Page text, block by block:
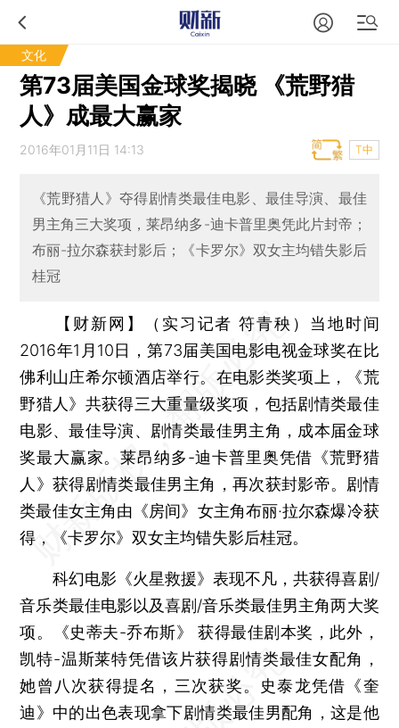
文化
第73届美国金球奖揭晓 《荒野猎
人》成最大赢家
2016年01月11日 14:13 T中
《荒野猎人》夺得剧情类最佳电影、最佳导演、最佳
男主角三大奖项，莱昂纳多-迪卡普里奥凭此片封帝；
布丽-拉尔森获封影后；《卡罗尔》双女主均错失影后
桂冠
【财新网】（实习记者 符青秧） 当地时间
2016年1月10日，第73届美国电影电视金球奖在比
佛利山庄希尔顿酒店举行。在电影类奖项上，《荒
野猎人》共获得三大重量级奖项，包括剧情类最佳
电影、最佳导演、剧情类最佳男主角，成本届金球
奖最大赢家。莱昂纳多-迪卡普里奥凭借《荒野猎
人》获得剧情类最佳男主角，再次获封影帝。剧情
类最佳女主角由《房间》女主角布丽·拉尔森爆冷获
得，《卡罗尔》双女主均错失影后桂冠。
科幻电影《火星救援》表现不凡，共获得喜剧/
音乐类最佳电影以及喜剧/音乐类最佳男主角两大奖
项。《史蒂夫-乔布斯》 获得最佳剧本奖，此外，
凯特-温斯莱特凭借该片获得剧情类最佳女配角，
她曾八次获得提名，三次获奖。史泰龙凭借《奎
迪》中的出色表现拿下剧情类最佳男配角，这是他